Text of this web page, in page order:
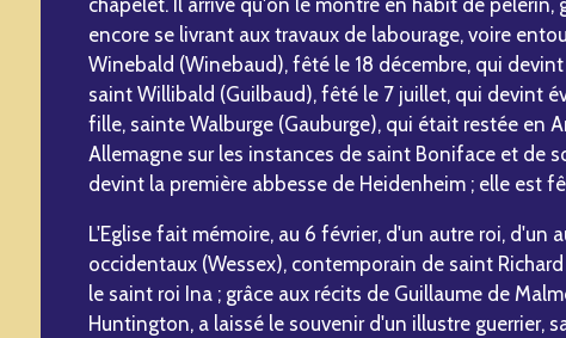
chapelet. Il arrive qu'on le montre en habit de pèlerin,
encore se livrant aux travaux de labourage, voire
Winebald (Winebaud), fêté le 18 décembre, qui
saint Willibald (Guilbaud), fêté le 7 juillet, qui devint
fille, sainte Walburge (Gauburge), qui était restée en
Allemagne sur les instances de saint Boniface et de
devint la première abbesse de Heidenheim ; elle est
L'Eglise fait mémoire, au 6 février, d'un autre roi, d'un
occidentaux (Wessex), contemporain de saint
le saint roi Ina ; grâce aux récits de Guillaume de
Huntington, a laissé le souvenir d'un illustre guerrier,